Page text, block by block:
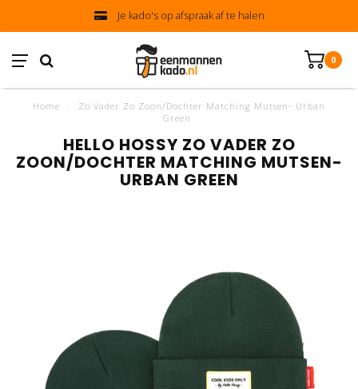
Je kado's op afspraak af te halen
0
Home
Zo Vader Zo Zoon/Dochter Matching Mutsen- Urban
Green
HELLO HOSSY ZO VADER ZO
ZOON/DOCHTER MATCHING MUTSEN-
URBAN GREEN